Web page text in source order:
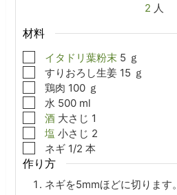
2 人
材料
▢
イタドリ葉粉末 5 ｇ
▢
すりおろし生姜 15 ｇ
▢
鶏肉 100 ｇ
▢
水 500 ml
▢
酒 大さじ 1
▢
塩 小さじ 2
▢
ネギ 1/2 本
作り方
ネギを5mmほどに切ります。